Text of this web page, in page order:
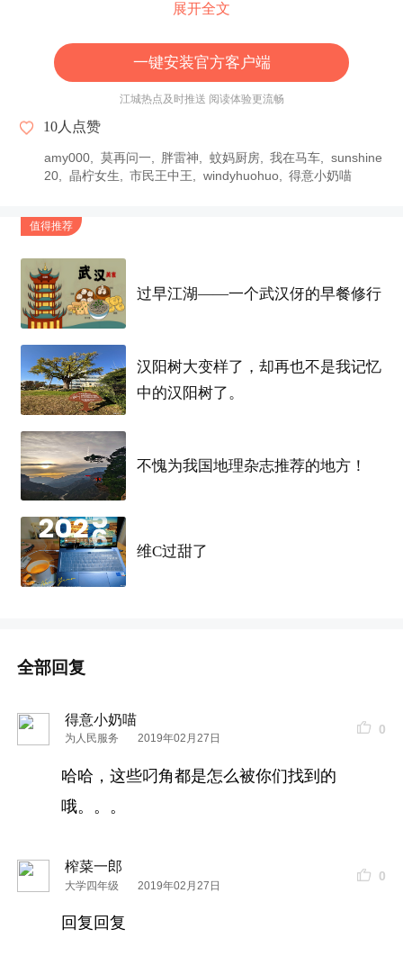
很不错！
蛮多人推荐 辣子鸡的，但我觉得鸡丁炸得太干几乎
都没有水分，应该是外酥里嫩而不是脱水。。。
味还行
总体来说，是一个惊喜值大于
的话大家随便回复点啥再刷新就可以看哈
如果你要查看本帖隐藏内容请回复
标签 川菜
展开全文
一键安装官方客户端
江城热点及时推送 阅读体验更流畅
10人点赞
amy000 莫再问一 胖雷神 蚊妈厨房 我在马车
sunshine
20
晶柠女生 市民王中王 windyhuohuo 得意小奶喵
值得推荐
过早江湖——一个武汉伢的早餐修行
汉阳树大变样了，却再也不是我记忆
中的汉阳树了。
不愧为我国地理杂志推荐的地方！
维C过甜了
全部回复
得意小奶喵
为人民服务 2019年02月27日
0
哈哈，这些叼角都是怎么被你们找到的
哦。。。
榨菜一郎
大学四年级 2019年02月27日
0
回复回复